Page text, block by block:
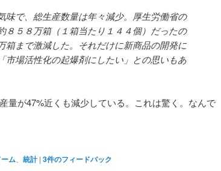
味で、総生産数量は年々減少。厚生労働省の
８５８万箱（１箱当たり１４４個）だったの
箱まで激減した。それだけに新商品の開発に
市場活性化の起爆剤にしたい」との思いもあ
量が47%近くも減少している。これは驚く。なんで
ム 統計 | 3件のフィードバック